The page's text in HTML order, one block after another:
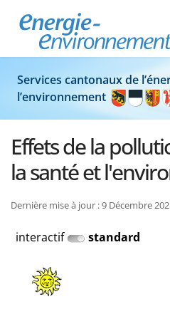
Services cantonaux de
l’environnement
Effets de la
la santé et
Dernière mise à jour : 9 Décembre
interactif standard